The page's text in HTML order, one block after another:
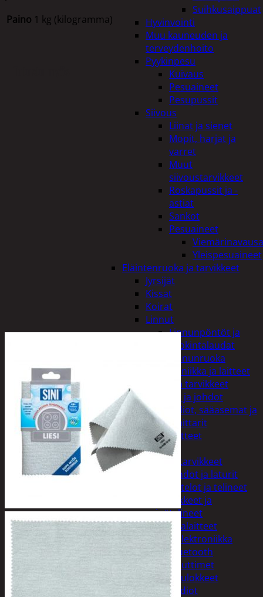
Suihkusaippuat
Hyvinvointi
Muu kauneuden ja
terveydenhoito
Pyykinpesu
Kuivaus
Pesuaineet
Pesupussit
Siivous
Liinat ja sienet
Mopit, harjat ja
varret
Muut
siivoustarvikkeet
Roskapussit ja -
astiat
Sankot
Pesuaineet
Yleispesuaineet
Eläintenruoka ja tarvikkeet
Jyrsijät
Kissat
Koirat
Linnut
Linnunpöntöt ja
ruokintalaudat
Linnunruoka
Kodin elektroniikka ja laitteet
Imurit ja tarvikkeet
Kaapelit ja johdot
Kelloradiot, sääasemat ja
lämpömittarit
Oheislaitteet
Paristot
Puhelintarvikkeet
Johdot ja laturit
Kotelot ja telineet
Tv-tarvikkeet ja
seinätelineet
Varavirtalaitteet
Viihde-elektroniikka
Bluetooth
kaiuttimet
Kuulokkeet
Radiot
Paino 1 kg (kilogramma)